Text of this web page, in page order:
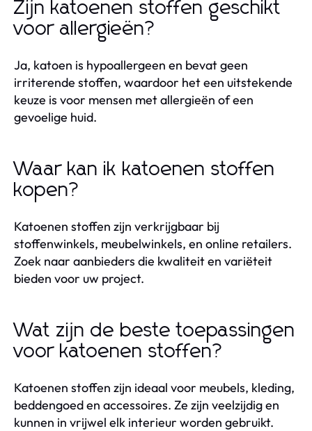
Zijn katoenen stoffen geschikt
voor allergieën?
Ja, katoen is hypoallergeen en bevat geen
irriterende stoffen, waardoor het een uitstekende
keuze is voor mensen met allergieën of een
gevoelige huid.
Waar kan ik katoenen stoffen
kopen?
Katoenen stoffen zijn verkrijgbaar bij
stoffenwinkels, meubelwinkels, en online retailers.
Zoek naar aanbieders die kwaliteit en variëteit
bieden voor uw project.
Wat zijn de beste toepassingen
voor katoenen stoffen?
Katoenen stoffen zijn ideaal voor meubels, kleding,
beddengoed en accessoires. Ze zijn veelzijdig en
kunnen in vrijwel elk interieur worden gebruikt.